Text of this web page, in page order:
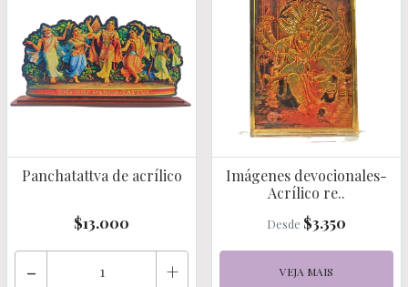
Panchatattva de acrílico
$13.000
- +
Imágenes devocionales-
Acrílico re..
Desde $3.350
VEJA MAIS